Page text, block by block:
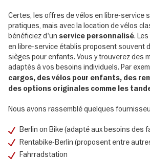
Certes, les offres de vélos en libre-service
pratiques, mais avec la location de vélos
bénéficiez d'un service personnalisé.
en libre-service établis proposent souvent
sièges pour enfants. Vous y trouverez des
adaptés à vos besoins individuels. Par
cargos, des vélos pour enfants, des
des options originales comme les
Nous avons rassemblé quelques
Berlin on Bike (adapté aux besoins des
Rentabike-Berlin (proposent entre
Fahrradstation